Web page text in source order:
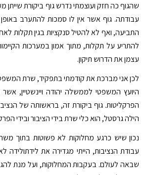
שהגוף כה חזק ועוצמתי נדרש גוף ביקורת שייתן
עבודתה. גוף אשר אין לו סמכות להתערב
התביעה, ואף לא להטיל סנקציות בגין תקלות
להתריע על תקלות, מתוך אמון במערכות
עצמן את הדרוש תיקון.
לכן אני מברכת את קודמתי בתפקיד, שרת
היועץ המשפטי לממשלה יהודה ויינשטיין,
הפרקליטות. גוף ביקורת זה, בראשותה של
הילה גרסטל, הוא כלי שרת בידי הציבור ובידי
נכון שיש כרגע מחלוקות לא פשוטות בתוך
עבודת הנציבות, הייתי מגדירה את לידתולידה
שבאה לעולם. בעקבות המחלוקות, ועל מנת